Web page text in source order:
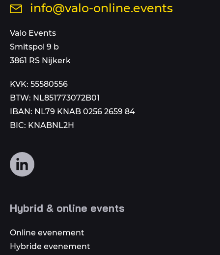
op
Stuur
mail
aan
info@valo-online.events
Valo Events
Smitspol 9 b
3861 RS Nijkerk
KVK: 55580556
BTW: NL851773072B01
IBAN: NL79 KNAB 0256 2659 84
BIC: KNABNL2H
Volg
ons
media
Hybrid & online events
Online evenement
Hybride evenement